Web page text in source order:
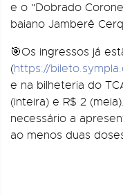
e o "Dobrado
baiano Jamberê
🎯Os ingressos já
(https://
e na bilheteria do
(inteira) e R$ 2
necessário a
ao menos duas